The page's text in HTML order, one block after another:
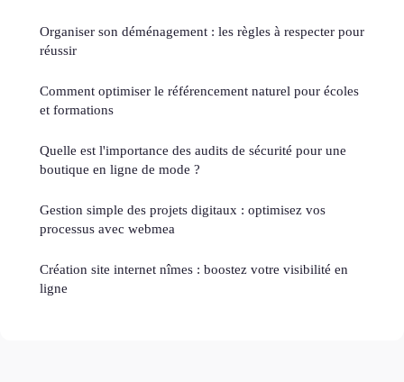
Organiser son déménagement : les règles à respecter pour
réussir
Comment optimiser le référencement naturel pour écoles
et formations
Quelle est l'importance des audits de sécurité pour une
boutique en ligne de mode ?
Gestion simple des projets digitaux : optimisez vos
processus avec webmea
Création site internet nîmes : boostez votre visibilité en
ligne